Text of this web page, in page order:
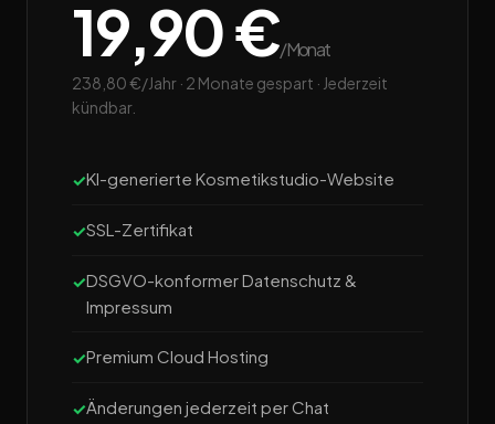
19,90 €/Monat
238,80 €/Jahr · 2 Monate gespart · Jederzeit
kündbar.
KI-generierte Kosmetikstudio-Website
SSL-Zertifikat
DSGVO-konformer Datenschutz &
Impressum
Premium Cloud Hosting
Änderungen jederzeit per Chat